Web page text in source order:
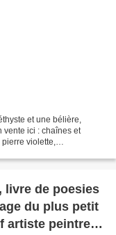
et une bélière,
vente ici : chaînes et
violette,
du plus petit
artiste peintre